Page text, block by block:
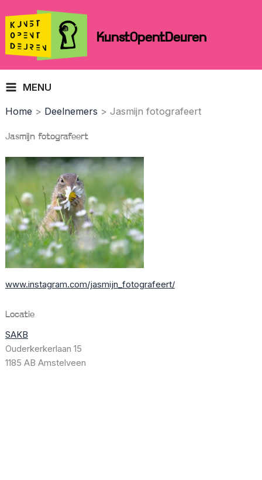
content
KunstOpentDeuren
MENU
Home Deelnemers Jasmijn fotografeert
Jasmijn fotografeert
www.instagram.com/jasmijn_fotografeert/
Locatie
SAKB
Ouderkerkerlaan 15
1185 AB Amstelveen